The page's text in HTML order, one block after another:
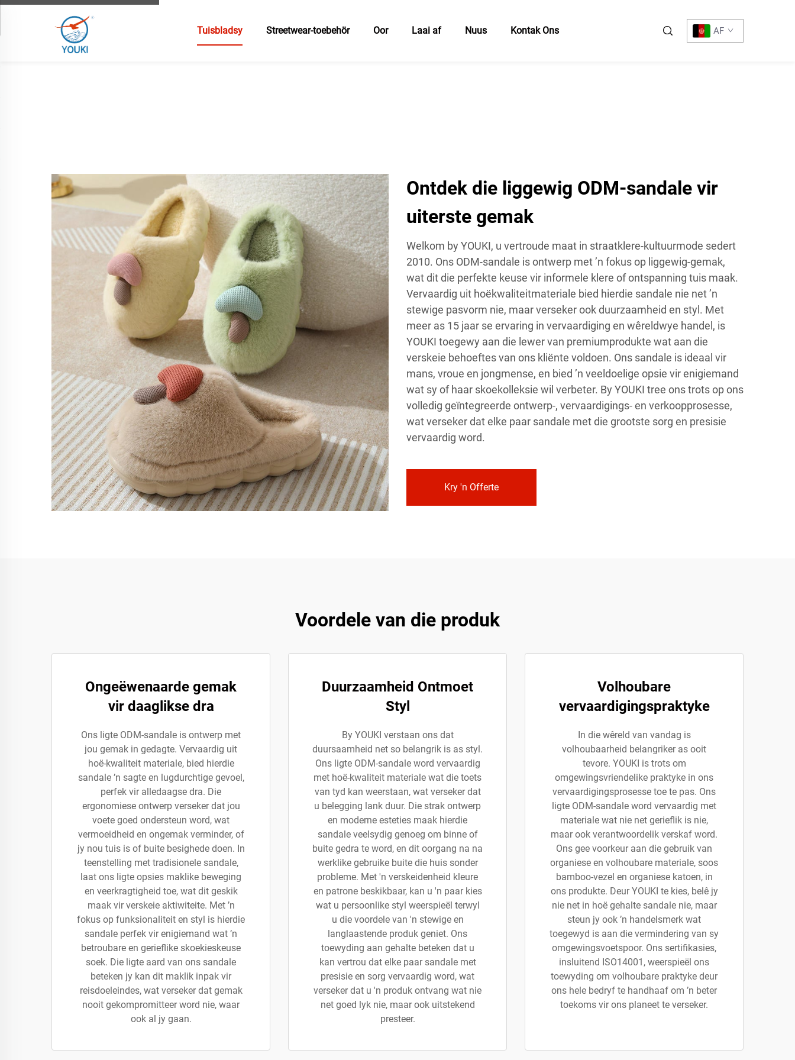
Tuisbladsy Streetwear-toebehör Oor Laai af Nuus Kontak Ons AF
Ontdek die liggewig ODM-sandale vir
uiterste gemak
Welkom by YOUKI, u vertroude maat in straatklere-kultuurmode sedert
2010. Ons ODM-sandale is ontwerp met ’n fokus op liggewig-gemak,
wat dit die perfekte keuse vir informele klere of ontspanning tuis maak.
Vervaardig uit hoëkwaliteitmateriale bied hierdie sandale nie net ’n
stewige pasvorm nie, maar verseker ook duurzaamheid en styl. Met
meer as 15 jaar se ervaring in vervaardiging en wêreldwye handel, is
YOUKI toegewy aan die lewer van premiumprodukte wat aan die
verskeie behoeftes van ons kliënte voldoen. Ons sandale is ideaal vir
mans, vroue en jongmense, en bied ’n veeldoelige opsie vir enigiemand
wat sy of haar skoekolleksie wil verbeter. By YOUKI tree ons trots op ons
volledig geïntegreerde ontwerp-, vervaardigings- en verkoopprosesse,
wat verseker dat elke paar sandale met die grootste sorg en presisie
vervaardig word.
Kry 'n Offerte
Voordele van die produk
Ongeëwenaarde gemak
vir daaglikse dra
Ons ligte ODM-sandale is ontwerp met
jou gemak in gedagte. Vervaardig uit
hoë-kwaliteit materiale, bied hierdie
sandale ’n sagte en lugdurchtige gevoel,
perfek vir alledaagse dra. Die
ergonomiese ontwerp verseker dat jou
voete goed ondersteun word, wat
vermoeidheid en ongemak verminder, of
jy nou tuis is of buite besighede doen. In
teenstelling met tradisionele sandale,
laat ons ligte opsies maklike beweging
en veerkragtigheid toe, wat dit geskik
maak vir verskeie aktiwiteite. Met ’n
fokus op funksionaliteit en styl is hierdie
sandale perfek vir enigiemand wat ’n
betroubare en gerieflike skoekieskeuse
soek. Die ligte aard van ons sandale
beteken jy kan dit maklik inpak vir
reisdoeleindes, wat verseker dat gemak
nooit gekompromitteer word nie, waar
ook al jy gaan.
Duurzaamheid Ontmoet
Styl
By YOUKI verstaan ons dat
duursaamheid net so belangrik is as styl.
Ons ligte ODM-sandale word vervaardig
met hoë-kwaliteit materiale wat die toets
van tyd kan weerstaan, wat verseker dat
u belegging lank duur. Die strak ontwerp
en moderne esteties maak hierdie
sandale veelsydig genoeg om binne of
buite gedra te word, en dit oorgang na na
werklike gebruike buite die huis sonder
probleme. Met 'n verskeidenheid kleure
en patrone beskikbaar, kan u 'n paar kies
wat u persoonlike styl weerspieël terwyl
u die voordele van 'n stewige en
langlaastende produk geniet. Ons
toewyding aan gehalte beteken dat u
kan vertrou dat elke paar sandale met
presisie en sorg vervaardig word, wat
verseker dat u 'n produk ontvang wat nie
net goed lyk nie, maar ook uitstekend
presteer.
Volhoubare
vervaardigingspraktyke
In die wêreld van vandag is
volhoubaarheid belangriker as ooit
tevore. YOUKI is trots om
omgewingsvriendelike praktyke in ons
vervaardigingsprosesse toe te pas. Ons
ligte ODM-sandale word vervaardig met
materiale wat nie net gerieflik is nie,
maar ook verantwoordelik verskaf word.
Ons gee voorkeur aan die gebruik van
organiese en volhoubare materiale, soos
bamboo-vezel en organiese katoen, in
ons produkte. Deur YOUKI te kies, belê jy
nie net in hoë gehalte sandale nie, maar
steun jy ook ’n handelsmerk wat
toegewyd is aan die vermindering van sy
omgewingsvoetspoor. Ons sertifikasies,
insluitend ISO14001, weerspieël ons
toewyding om volhoubare praktyke deur
ons hele bedryf te handhaaf om ’n beter
toekoms vir ons planeet te verseker.